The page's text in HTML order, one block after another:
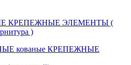
КРЕПЕЖНЫЕ ЭЛЕМЕНТЫ (
)
кованые КРЕПЕЖНЫЕ